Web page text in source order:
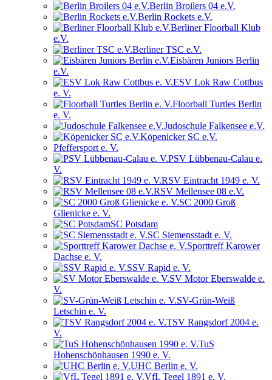
Berlin Broilers 04 e.V.
Berlin Rockets e.V.
Berliner Floorball Klub
e.V.
Berliner TSC e.V.
Eisbären Juniors Berlin
e.V.
ESV Lok Raw Cottbus
e. V.
Floorball Turtles Berlin
e. V.
Judoschule Falkensee e.V.
Köpenicker SC e.V.
Pfeffersport e. V.
PSV Lübbenau-Calau e.
V.
RSV Eintracht 1949 e. V.
RSV Mellensee 08 e.V.
SC 2000 Groß
Glienicke e. V.
SC Potsdam
SC Siemensstadt e. V.
Sporttreff Karower
Dachse e. V.
SSV Rapid e. V.
SV Motor Eberswalde e.
V.
SV-Grün-Weiß
Letschin e. V.
TSV Rangsdorf 2004 e.
V.
TuS
Hohenschönhausen 1990 e. V.
UHC Berlin e. V.
VfL Tegel 1891 e. V.